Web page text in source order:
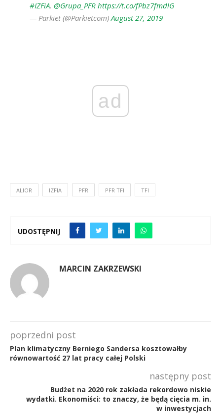
#IZFiA. @Grupa_PFR https://t.co/fPbz7fmdlG
— Parkiet (@Parkietcom)August 27, 2019
ad
ALIOR IZFIA PFR PFR TFI TFI
UDOSTĘPNIJ
MARCIN ZAKRZEWSKI
poprzedni post
Plan klimatyczny Berniego Sandersa kosztowałby
równowartość 27 lat pracy całej Polski
następny post
Budżet na 2020 rok zakłada rekordowo niskie
wydatki. Ekonomiści: to znaczy, że będą cięcia m. in.
w inwestycjach